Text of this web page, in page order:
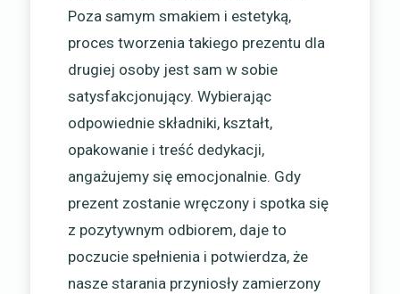
Poza samym smakiem i estetyką,
proces tworzenia takiego prezentu dla
drugiej osoby jest sam w sobie
satysfakcjonujący. Wybierając
odpowiednie składniki, kształt,
opakowanie i treść dedykacji,
angażujemy się emocjonalnie. Gdy
prezent zostanie wręczony i spotka się
z pozytywnym odbiorem, daje to
poczucie spełnienia i potwierdza, że
nasze starania przyniosły zamierzony